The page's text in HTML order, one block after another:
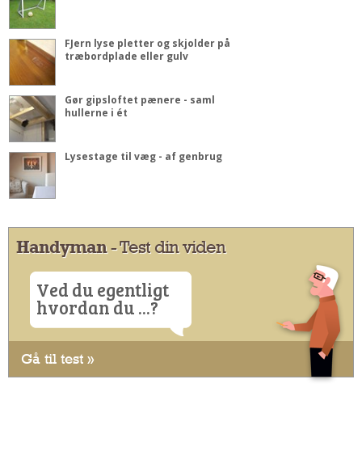
FJern lyse pletter og skjolder på
træbordplade eller gulv
Gør gipsloftet pænere - saml
hullerne i ét
Lysestage til væg - af genbrug
Handyman- Test din viden
Ved du egentligt
hvordan du ...?
Gå til test »